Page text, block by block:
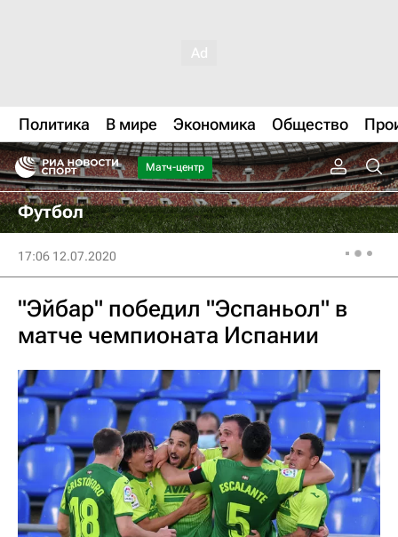
Политика В мире Экономика Общество
Матч-центр
Футбол
17:06 12.07.2020
"Эйбар" победил "Эспаньол" в
матче чемпионата Испании